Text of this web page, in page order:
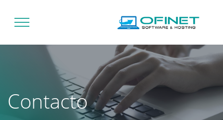
Contacto